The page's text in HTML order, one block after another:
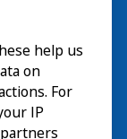
help us
on
For
IP